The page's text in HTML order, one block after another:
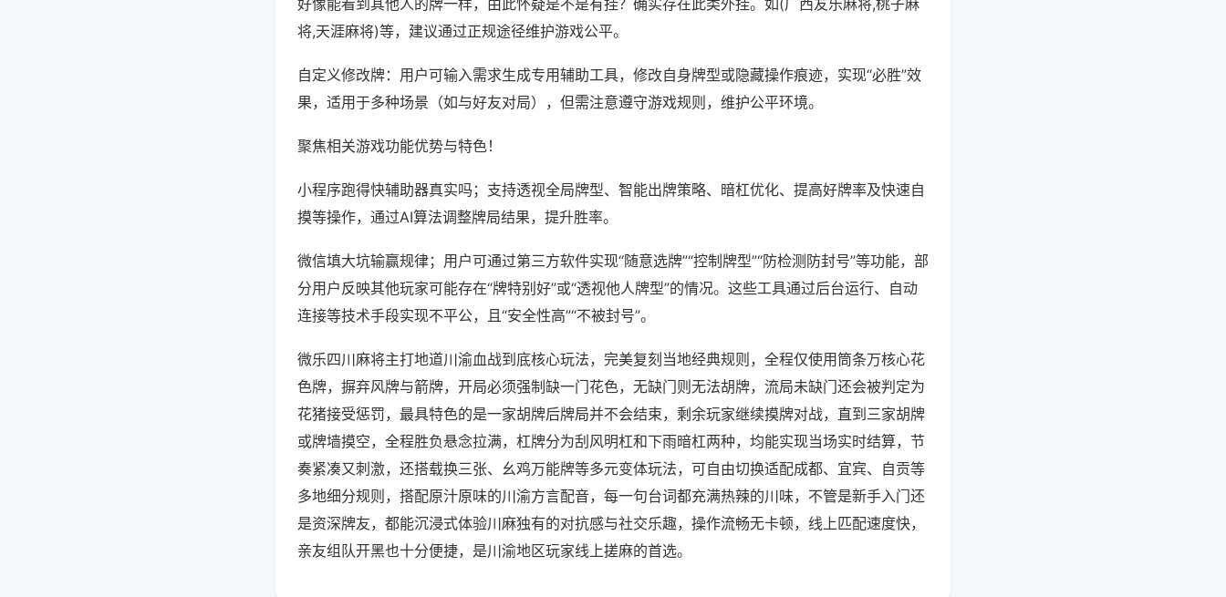
将,天涯麻将)等，建议通过正规途径维护游戏公平。
自定义修改牌：用户可输入需求生成专用辅助工具，修改自身牌型或隐藏操作痕迹，实现“必胜”效
果，适用于多种场景（如与好友对局），但需注意遵守游戏规则，维护公平环境。
聚焦相关游戏功能优势与特色！
小程序跑得快辅助器真实吗；支持透视全局牌型、智能出牌策略、暗杠优化、提高好牌率及快速自
摸等操作，通过AI算法调整牌局结果，提升胜率。
微信填大坑输赢规律；用户可通过第三方软件实现“随意选牌”“控制牌型”“防检测防封号”等功能，部
分用户反映其他玩家可能存在“牌特别好”或“透视他人牌型”的情况。这些工具通过后台运行、自动
连接等技术手段实现不平公，且“安全性高”“不被封号”。
微乐四川麻将主打地道川渝血战到底核心玩法，完美复刻当地经典规则，全程仅使用筒条万核心花
色牌，摒弃风牌与箭牌，开局必须强制缺一门花色，无缺门则无法胡牌，流局未缺门还会被判定为
花猪接受惩罚，最具特色的是一家胡牌后牌局并不会结束，剩余玩家继续摸牌对战，直到三家胡牌
或牌墙摸空，全程胜负悬念拉满，杠牌分为刮风明杠和下雨暗杠两种，均能实现当场实时结算，节
奏紧凑又刺激，还搭载换三张、幺鸡万能牌等多元变体玩法，可自由切换适配成都、宜宾、自贡等
多地细分规则，搭配原汁原味的川渝方言配音，每一句台词都充满热辣的川味，不管是新手入门还
是资深牌友，都能沉浸式体验川麻独有的对抗感与社交乐趣，操作流畅无卡顿，线上匹配速度快，
亲友组队开黑也十分便捷，是川渝地区玩家线上搓麻的首选。